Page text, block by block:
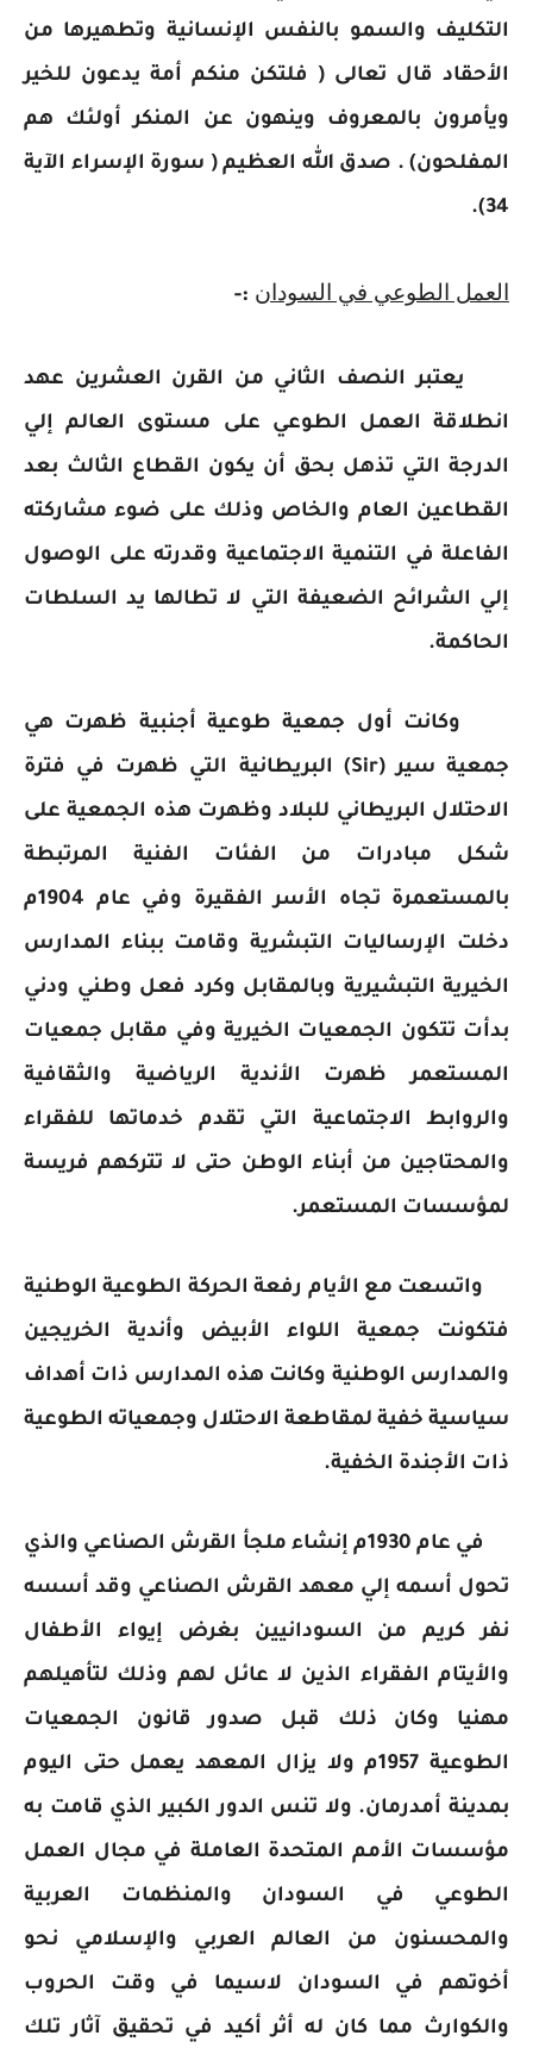
التكليف والسمو بالنفس الإنسانية وتطهيرها من
الأحقاد قال تعالى ( فلتكن منكم أمة يدعون للخير
ويأمرون بالمعروف وينهون عن المنكر أولئك هم
المفلحون) . صدق الله العظيم ( سورة الإسراء الآية
34).
العمل الطوعي في السودان :-
يعتبر النصف الثاني من القرن العشرين عهد
انطلاقة العمل الطوعي على مستوى العالم إلي
الدرجة التي تذهل بحق أن يكون القطاع الثالث بعد
القطاعين العام والخاص وذلك على ضوء مشاركته
الفاعلة في التنمية الاجتماعية وقدرته على الوصول
إلي الشرائح الضعيفة التي لا تطالها يد السلطات
الحاكمة.
وكانت أول جمعية طوعية أجنبية ظهرت هي
جمعية سير(Sir) البريطانية التي ظهرت في فترة
الاحتلال البريطاني للبلاد وظهرت هذه الجمعية على
شكل مبادرات من الفئات الفنية المرتبطة
بالمستعمرة تجاه الأسر الفقيرة وفي عام 1904م
دخلت الإرساليات التبشرية وقامت ببناء المدارس
الخيرية التبشيرية وبالمقابل وكرد فعل وطني ودني
بدأت تتكون الجمعيات الخيرية وفي مقابل جمعيات
المستعمر ظهرت الأندية الرياضية والثقافية
والروابط الاجتماعية التي تقدم خدماتها للفقراء
والمحتاجين من أبناء الوطن حتى لا تتركهم فريسة
لمؤسسات المستعمر.
واتسعت مع الأيام رفعة الحركة الطوعية الوطنية
فتكونت جمعية اللواء الأبيض وأندية الخريجين
والمدارس الوطنية وكانت هذه المدارس ذات أهداف
سياسية خفية لمقاطعة الاحتلال وجمعياته الطوعية
ذات الأجندة الخفية.
في عام 1930م إنشاء ملجأ القرش الصناعي والذي
تحول أسمه إلي معهد القرش الصناعي وقد أسسه
نفر كريم من السودانيين بغرض إيواء الأطفال
والأيتام الفقراء الذين لا عائل لهم وذلك لتأهيلهم
مهنيا وكان ذلك قبل صدور قانون الجمعيات
الطوعية 1957م ولا يزال المعهد يعمل حتى اليوم
بمدينة أمدرمان. ولا تنس الدور الكبير الذي قامت به
مؤسسات الأمم المتحدة العاملة في مجال العمل
الطوعي في السودان والمنظمات العربية
والمحسنون من العالم العربي والإسلامي نحو
أخوتهم في السودان لاسيما في وقت الحروب
والكوارث مما كان له أثر أكيد في تحقيق آثار تلك